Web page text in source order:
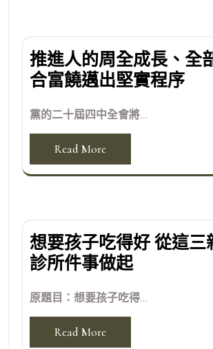
推進人的周全成長、全
合富饒邁出堅實程序
黨的二十屆四中全會將...
Read More
想要孩子吃得好 從這三
診所件事做起
原題目：想要孩子吃得...
Read More